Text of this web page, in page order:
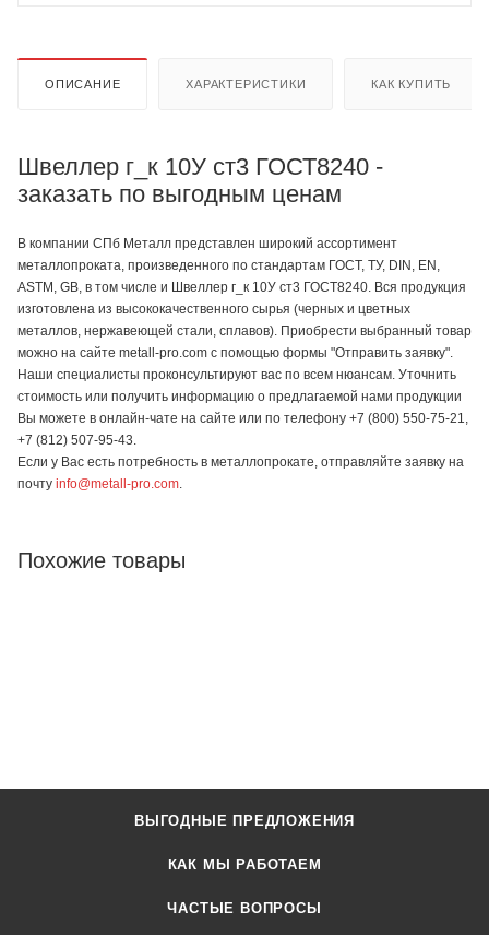
ОПИСАНИЕ ХАРАКТЕРИСТИКИ КАК КУПИТЬ
Швеллер г_к 10У ст3 ГОСТ8240 -
заказать по выгодным ценам
В компании СПб Металл представлен широкий ассортимент
металлопроката, произведенного по стандартам ГОСТ, ТУ, DIN, EN,
ASTM, GB, в том числе и Швеллер г_к 10У ст3 ГОСТ8240. Вся продукция
изготовлена из высококачественного сырья (черных и цветных
металлов, нержавеющей стали, сплавов). Приобрести выбранный товар
можно на сайте metall-pro.com с помощью формы "Отправить заявку".
Наши специалисты проконсультируют вас по всем нюансам. Уточнить
стоимость или получить информацию о предлагаемой нами продукции
Вы можете в онлайн-чате на сайте или по телефону +7 (800) 550-75-21,
+7 (812) 507-95-43.
Если у Вас есть потребность в металлопрокате, отправляйте заявку на
почту info@metall-pro.com
Похожие товары
ВЫГОДНЫЕ ПРЕДЛОЖЕНИЯ
КАК МЫ РАБОТАЕМ
ЧАСТЫЕ ВОПРОСЫ